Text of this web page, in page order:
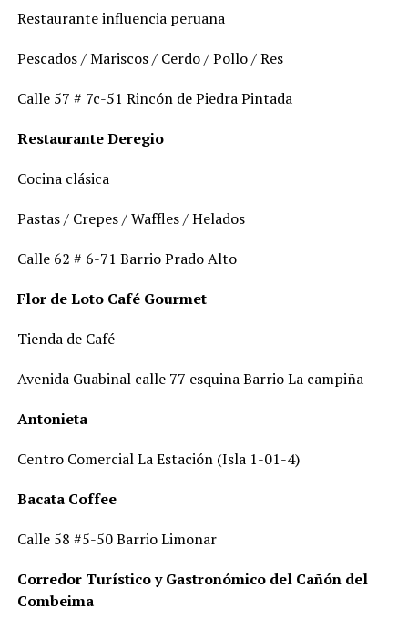
Restaurante influencia peruana
Pescados / Mariscos / Cerdo / Pollo / Res
Calle 57 # 7c-51 Rincón de Piedra Pintada
Restaurante Deregio
Cocina clásica
Pastas / Crepes / Waffles / Helados
Calle 62 # 6-71 Barrio Prado Alto
Flor de Loto Café Gourmet
Tienda de Café
Avenida Guabinal calle 77 esquina Barrio La campiña
Antonieta
Centro Comercial La Estación (Isla 1-01-4)
Bacata Coffee
Calle 58 #5-50 Barrio Limonar
Corredor Turístico y Gastronómico del Cañón del
Combeima